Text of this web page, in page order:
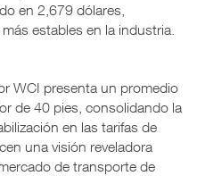
en 2,679 dólares,
estables en la industria.
WCI presenta un promedio
de 40 pies, consolidando la
en las tarifas de
una visión reveladora
de transporte de